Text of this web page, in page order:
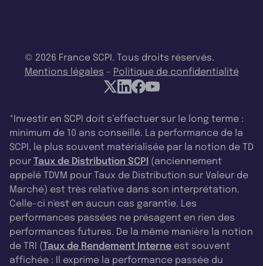
© 2026 France SCPI. Tous droits réservés.
Mentions légales - Politique de confidentialité
*Investir en SCPI doit s’effectuer sur le long terme :
minimum de 10 ans conseillé. La performance de la
SCPI, le plus souvent matérialisée par la notion de TD
pour Taux de Distribution SCPI (anciennement
appelé TDVM pour Taux de Distribution sur Valeur de
Marché) est très relative dans son interprétation.
Celle-ci n'est en aucun cas garantie. Les
performances passées ne présagent en rien des
performances futures. De la même manière la notion
de TRI (Taux de Rendement Interne est souvent
affichée : Il exprime la performance passée du